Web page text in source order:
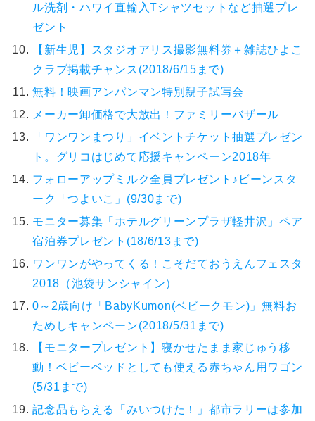
ル洗剤・ハワイ直輸入Tシャツセットなど抽選プレ
ゼント
【新生児】スタジオアリス撮影無料券＋雑誌ひよこ
クラブ掲載チャンス(2018/6/15まで)
無料！映画アンパンマン特別親子試写会
メーカー卸価格で大放出！ファミリーバザール
「ワンワンまつり」イベントチケット抽選プレゼン
ト。グリコはじめて応援キャンペーン2018年
フォローアップミルク全員プレゼント♪ビーンスタ
ーク「つよいこ」(9/30まで)
モニター募集「ホテルグリーンプラザ軽井沢」ペア
宿泊券プレゼント(18/6/13まで)
ワンワンがやってくる！こそだておうえんフェスタ
2018（池袋サンシャイン）
0～2歳向け「BabyKumon(ベビークモン)」無料お
ためしキャンペーン(2018/5/31まで)
【モニタープレゼント】寝かせたまま家じゅう移
動！ベビーベッドとしても使える赤ちゃん用ワゴン
(5/31まで)
記念品もらえる「みいつけた！」都市ラリーは参加